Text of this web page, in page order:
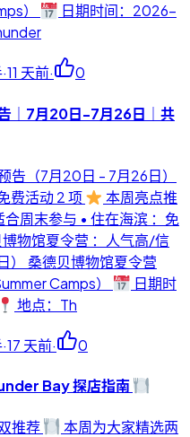
）
日期时间：2026-
·11 天前· 0
｜7月20日-7月26日｜共
告（7月20日 - 7月26日）
费活动 2 项
本周亮点推
周末参与 • 住在海滨 ：免
物馆夏令营 ：人气高/信
） 桑德贝博物馆夏令营
Camps）
日期时
地点：Th
·17 天前· 0
Bay 探店指南
推荐
本周为大家精选两